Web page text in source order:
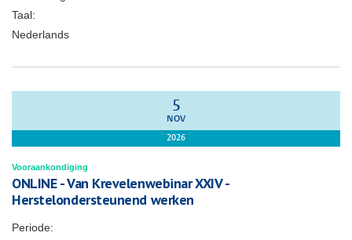
Taal:
Nederlands
5
NOV
2026
Vooraankondiging
ONLINE - Van Krevelenwebinar XXIV -
Herstelondersteunend werken
Periode: